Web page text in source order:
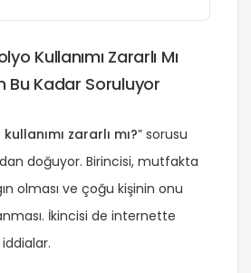
Kullanımı Zararlı Mı
Bu Kadar Soruluyor
zararlı mı?” sorusu
doğuyor. Birincisi, mutfakta
olması ve çoğu kişinin onu
İkincisi de internette
iddialar.